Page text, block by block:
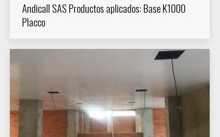
Andicall SAS Productos aplicados: Base K1000
Placco